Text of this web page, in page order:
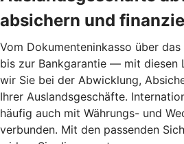
absichern und
Vom Dokumenteninkasso über
bis zur Bankgarantie — mit diesen
wir Sie bei der Abwicklung,
Ihrer Auslandsgeschäfte.
häufig auch mit Währungs- und
verbunden. Mit den passenden